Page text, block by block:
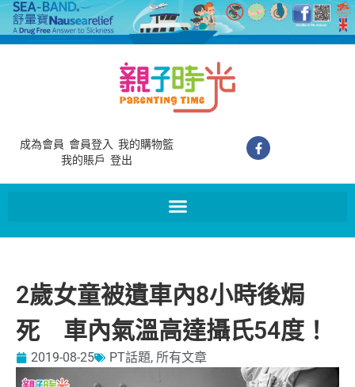
成為會員 會員登入 我的購物籃
我的賬戶 登出
2歲女童被遺車內8小時後焗
死 車內氣溫高達攝氏54度！
2019-08-25 PT話題, 所有文章